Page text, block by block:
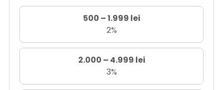
500 – 1.999 lei
2%
2.000 – 4.999 lei
3%